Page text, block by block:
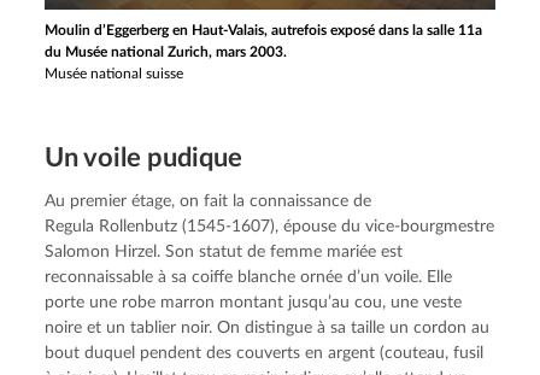
Moulin d’Eggerberg en Haut-Valais, autrefois exposé dans la salle 11a
du Musée national Zurich, mars 2003.
Musée national suisse
Un voile pudique
Au premier étage, on fait la connaissance de
Regula Rollenbutz (1545-1607), épouse du vice-bourgmestre
Salomon Hirzel. Son statut de femme mariée est
reconnaissable à sa coiffe blanche ornée d’un voile. Elle
porte une robe marron montant jusqu’au cou, une veste
noire et un tablier noir. On distingue à sa taille un cordon au
bout duquel pendent des couverts en argent (couteau, fusil